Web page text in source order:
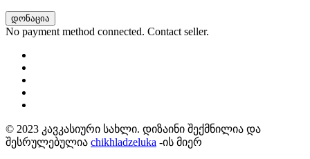
დონაცია
No payment method connected. Contact seller.
© 2023 კავკასიური სახლი. დიზაინი შექმნილია და
შესრულებულია chikhladzeluka -ის მიერ